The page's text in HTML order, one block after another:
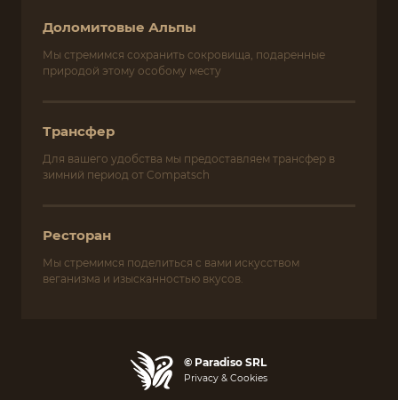
Доломитовые Альпы
Мы стремимся сохранить сокровища, подаренные
природой этому особому месту
Трансфер
Для вашего удобства мы предоставляем трансфер в
зимний период от Compatsch
Ресторан
Мы стремимся поделиться с вами искусством
веганизма и изысканностью вкусов.
© Paradiso SRL
Privacy & Cookies